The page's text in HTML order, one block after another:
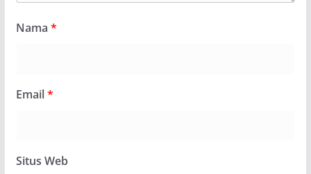
Nama *
Email*
Situs Web